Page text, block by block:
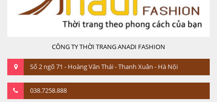
CÔNG TY THỜI TRANG ANADI FASHION
Số 2 ngõ 71 - Hoàng Văn Thái - Thanh Xuân - Hà Nội
038.7258.888